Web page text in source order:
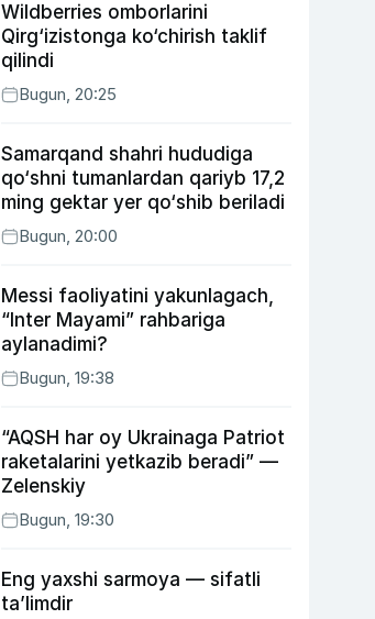
Wildberries omborlarini
Qirg‘izistonga ko‘chirish taklif
qilindi
Bugun, 20:25
Samarqand shahri hududiga
qo‘shni tumanlardan qariyb 17,2
ming gektar yer qo‘shib beriladi
Bugun, 20:00
Messi faoliyatini yakunlagach,
“Inter Mayami” rahbariga
aylanadimi?
Bugun, 19:38
“AQSH har oy Ukrainaga Patriot
raketalarini yetkazib beradi” —
Zelenskiy
Bugun, 19:30
Eng yaxshi sarmoya — sifatli
ta’limdir